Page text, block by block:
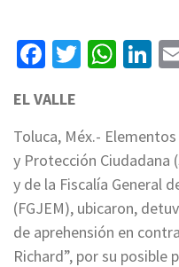
Facebook
Twitter
EL VALLE
Toluca, Méx.-
y Protección Ciudadana
y de la Fiscalía General
(FGJEM), ubicaron,
de aprehensión en
Richard”, por su